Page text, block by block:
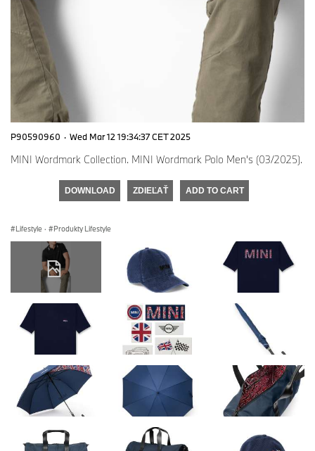
P90590960 · Wed Mar 12 19:34:37 CET 2025
MINI Wordmark Collection. MINI Wordmark Polo Men's (03/2025).
DOWNLOAD ZDIEĽAŤ ADD TO CART
Lifestyle · Produkty Lifestyle